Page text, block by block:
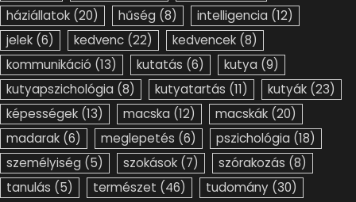
háziállatok (20) hűség (8) intelligencia (12)
jelek (6) kedvenc (22) kedvencek (8)
kommunikáció (13) kutatás (6) kutya (9)
kutyapszichológia (8) kutyatartás (11) kutyák (23)
képességek (13) macska (12) macskák (20)
madarak (6) meglepetés (6) pszichológia (18)
személyiség (5) szokások (7) szórakozás (8)
tanulás (5) természet (46) tudomány (30)